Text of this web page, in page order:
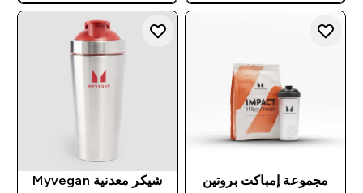
مجموعة إمباكت بروتين شيكر معدنية Myvegan